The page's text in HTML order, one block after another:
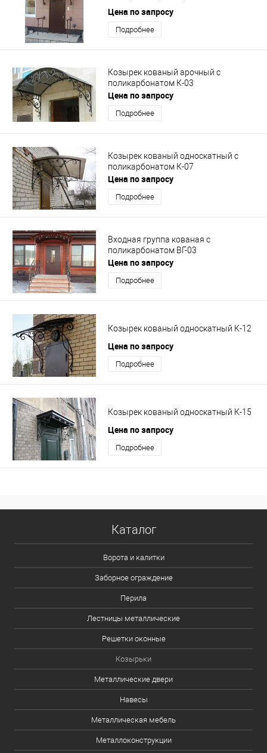
Цена по запросу
Подробнее
Козырек кованый арочный с
поликарбонатом К-03
Цена по запросу
Подробнее
Козырек кованый односкатный с
поликарбонатом К-07
Цена по запросу
Подробнее
Входная группа кованая с
поликарбонатом ВГ-03
Цена по запросу
Подробнее
Козырек кованый односкатный К-12
Цена по запросу
Подробнее
Козырек кованый односкатный К-15
Цена по запросу
Подробнее
Каталог
Ворота и калитки
Заборное ограждение
Перила
Лестницы металлические
Решетки оконные
Козырьки
Металлические двери
Навесы
Металлическая мебель
Металлоконструкции